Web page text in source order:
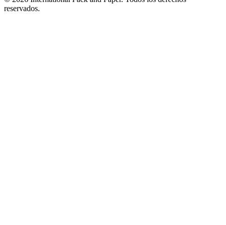
reservados.